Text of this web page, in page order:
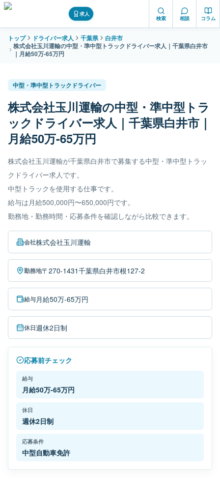
求人
検索 相談 コラム
トップ ドライバー求人 千葉県
白井市
株式会社玉川運輸の中型・準中型トラックドライバー求人｜千葉県白井市
｜月給50万-65万円
中型・準中型トラックドライバー
株式会社玉川運輸の中型・準中型トラ
ックドライバー求人｜千葉県白井市｜
月給50万-65万円
株式会社玉川運輸が千葉県白井市で募集する中型・準中型トラッ
クドライバー求人です。
中型トラックを使用する仕事です。
給与は月給500,000円〜650,000円です。
勤務地・勤務時間・応募条件を確認しながら比較できます。
会社株式会社玉川運輸
勤務地〒270-1431千葉県白井市根127-2
給与月給50万-65万円
休日週休2日制
応募前チェック
給与
月給50万-65万円
休日
週休2日制
応募条件
中型自動車免許